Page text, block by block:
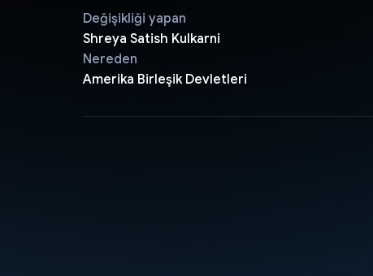
Değişikliği yapan
Shreya Satish Kulkarni
Nereden
Amerika Birleşik Devletleri